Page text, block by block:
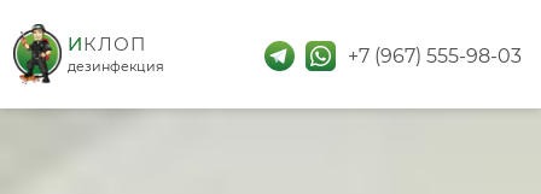
дезинфекция